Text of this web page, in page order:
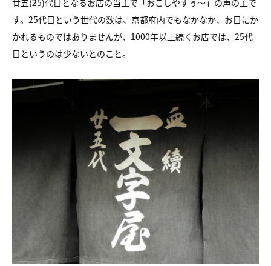
廿五(25)代目となるお店の当主で「おこしやすぅ～」の声の主で
す。25代目という世代の数は、京都府内でもなかなか、お目にか
かれるものではありませんが、1000年以上続くお店では、25代
目というのは少ないとのこと。